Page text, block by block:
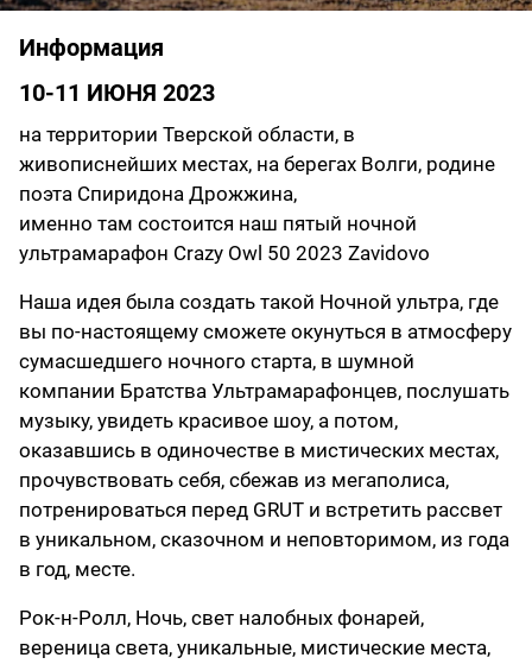
Информация
10-11 ИЮНЯ 2023
на территории Тверской области, в
живописнейших местах, на берегах Волги, родине
поэта Спиридона Дрожжина,
именно там состоится наш пятый ночной
ультрамарафон Crazy Owl 50 2023 Zavidovo
Наша идея была создать такой Ночной ультра, где
вы по-настоящему сможете окунуться в атмосферу
сумасшедшего ночного старта, в шумной
компании Братства Ультрамарафонцев, послушать
музыку, увидеть красивое шоу, а потом,
оказавшись в одиночестве в мистических местах,
прочувствовать себя, сбежав из мегаполиса,
потренироваться перед GRUT и встретить рассвет
в уникальном, сказочном и неповторимом, из года
в год, месте.
Рок-н-Ролл, Ночь, свет налобных фонарей,
вереница света, уникальные, мистические места,